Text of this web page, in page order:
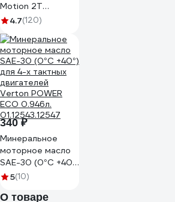
Motion 2Т
GARDEN (1 л)
850030300
4.7(120)
340 ₽
Минеральное
моторное масло
SAE-30 (0°С +40°)
для 4-х тактных
Verton POWER
5(10)
О товаре